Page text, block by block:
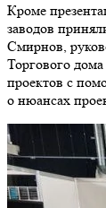
Кроме
заводов
Смирнов,
Торгового
проектов с
о нюансах